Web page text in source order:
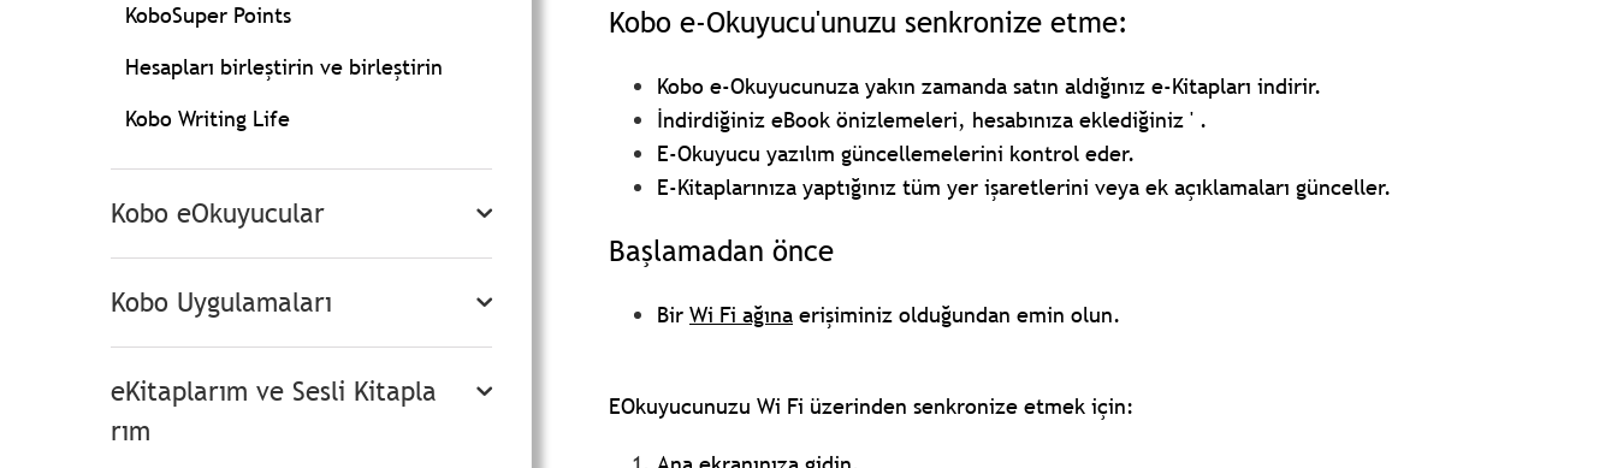
KoboSuper Points
Hesapları birleştirin ve birleştirin
Kobo Writing Life
Kobo eOkuyucular
Kobo Uygulamaları
eKitaplarım ve Sesli Kitapla
rım
Kobo e-Okuyucu'unuzu senkronize etme:
Kobo e-Okuyucunuza yakın zamanda satın aldığınız e-Kitapları indirir.
İndirdiğiniz eBook önizlemeleri, hesabınıza eklediğiniz ' .
E-Okuyucu yazılım güncellemelerini kontrol eder.
E-Kitaplarınıza yaptığınız tüm yer işaretlerini veya ek açıklamaları günceller.
Başlamadan önce
Bir Wi Fi ağına erişiminiz olduğundan emin olun.
EOkuyucunuzu Wi Fi üzerinden senkronize etmek için: